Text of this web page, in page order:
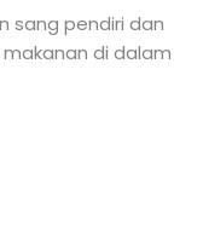
sang pendiri dan
di dalam